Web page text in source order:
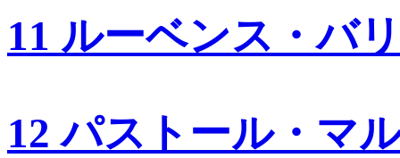
11 ルーベンス・バ
12 パストール・マ